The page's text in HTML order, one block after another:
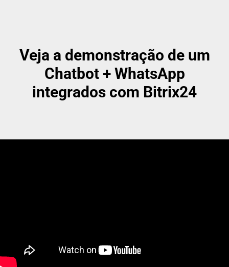
Veja a demonstração de um
Chatbot + WhatsApp
integrados com Bitrix24